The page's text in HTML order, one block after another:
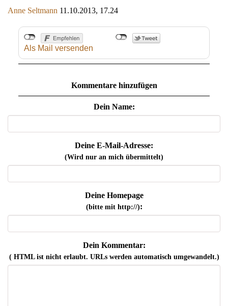
Anne Seltmann 11.10.2013, 17.24
Als Mail versenden
Kommentare hinzufügen
Dein Name:
Deine E-Mail-Adresse:
(Wird nur an mich übermittelt)
Deine Homepage
(bitte mit http://):
Dein Kommentar:
( HTML ist nichterlaubt. URLs werden automatisch umgewandelt.)